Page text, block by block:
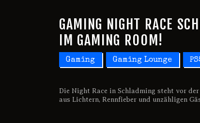
GAMING NIGHT RACE
IM GAMING ROOM!
Gaming Gaming Lounge
Die Night Race in Schladming steht vor
aus Lichtern, Rennfieber und unzähligen